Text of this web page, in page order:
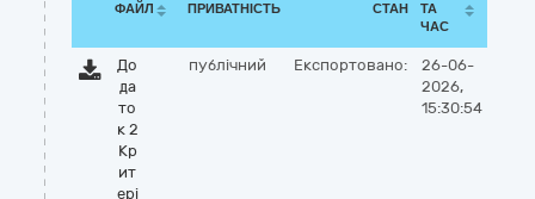
ФАЙЛ ПРИВАТНІСТЬ СТАН
ТА
ЧАС
До
да
то
к 2
Кр
ит
ері
публічний Експортовано:
26-06-
2026,
15:30:54